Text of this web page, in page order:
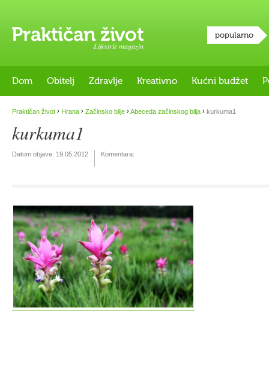
Lifestyle magazin
popularno
Dom Obitelj Zdravlje Kreativno Kućni budžet
Praktičan život › Hrana › Začinsko bilje ›Abeceda začinskog bilja › kurkuma1
kurkuma1
Datum objave: 19.05.2012 Komentara: